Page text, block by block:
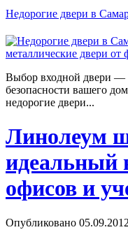
Недорогие двери в
Выбор входной двери —
безопасности вашего
недорогие двери...
Линолеум
идеальный
офисов и
Опубликовано